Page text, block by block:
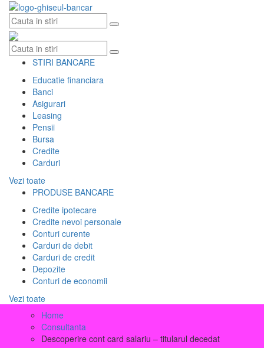
Skip
content
STIRI BANCARE
Educatie financiara
Banci
Asigurari
Leasing
Pensii
Bursa
Credite
Carduri
Vezi toate
PRODUSE BANCARE
Credite ipotecare
Credite nevoi personale
Conturi curente
Carduri de debit
Carduri de credit
Depozite
Conturi de economii
Vezi toate
Home
Consultanta
Descoperire cont card salariu – titularul decedat